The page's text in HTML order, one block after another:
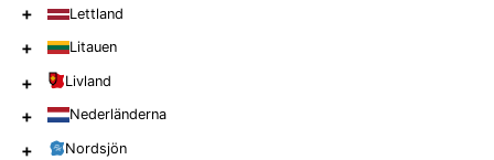
+ Lettland
+ Litauen
+ Livland
+ Nederländerna
+ Nordsjön